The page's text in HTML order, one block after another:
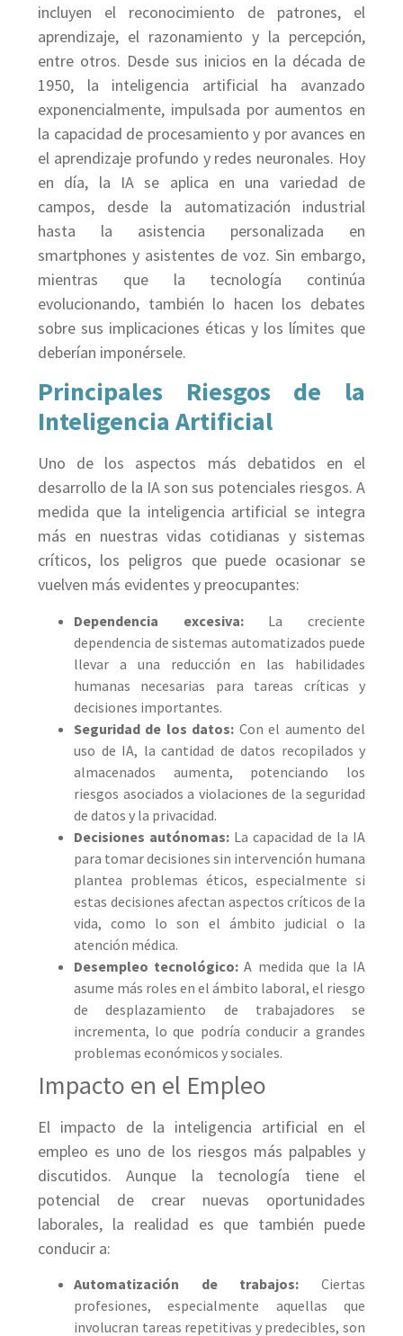
incluyen el reconocimiento de patrones, el
aprendizaje, el razonamiento y la percepción,
entre otros. Desde sus inicios en la década de
1950, la inteligencia artificial ha avanzado
exponencialmente, impulsada por aumentos en
la capacidad de procesamiento y por avances en
el aprendizaje profundo y redes neuronales. Hoy
en día, la IA se aplica en una variedad de
campos, desde la automatización industrial
hasta la asistencia personalizada en
smartphones y asistentes de voz. Sin embargo,
mientras que la tecnología continúa
evolucionando, también lo hacen los debates
sobre sus implicaciones éticas y los límites que
deberían imponérsele.
Principales Riesgos de la
Inteligencia Artificial
Uno de los aspectos más debatidos en el
desarrollo de la IA son sus potenciales riesgos. A
medida que la inteligencia artificial se integra
más en nuestras vidas cotidianas y sistemas
críticos, los peligros que puede ocasionar se
vuelven más evidentes y preocupantes:
Dependencia excesiva:La creciente
dependencia de sistemas automatizados puede
llevar a una reducción en las habilidades
humanas necesarias para tareas críticas y
decisiones importantes.
Seguridad de los datos: Con el aumento del
uso de IA, la cantidad de datos recopilados y
almacenados aumenta, potenciando los
riesgos asociados a violaciones de la seguridad
de datos y la privacidad.
Decisiones autónomas: La capacidad de la IA
para tomar decisiones sin intervención humana
plantea problemas éticos, especialmente si
estas decisiones afectan aspectos críticos de la
vida, como lo son el ámbito judicial o la
atención médica.
Desempleo tecnológico: A medida que la IA
asume más roles en el ámbito laboral, el riesgo
de desplazamiento de trabajadores se
incrementa, lo que podría conducir a grandes
problemas económicos y sociales.
Impacto en el Empleo
El impacto de la inteligencia artificial en el
empleo es uno de los riesgos más palpables y
discutidos. Aunque la tecnología tiene el
potencial de crear nuevas oportunidades
laborales, la realidad es que también puede
conducir a:
Automatización de trabajos: Ciertas
profesiones, especialmente aquellas que
involucran tareas repetitivas y predecibles, son